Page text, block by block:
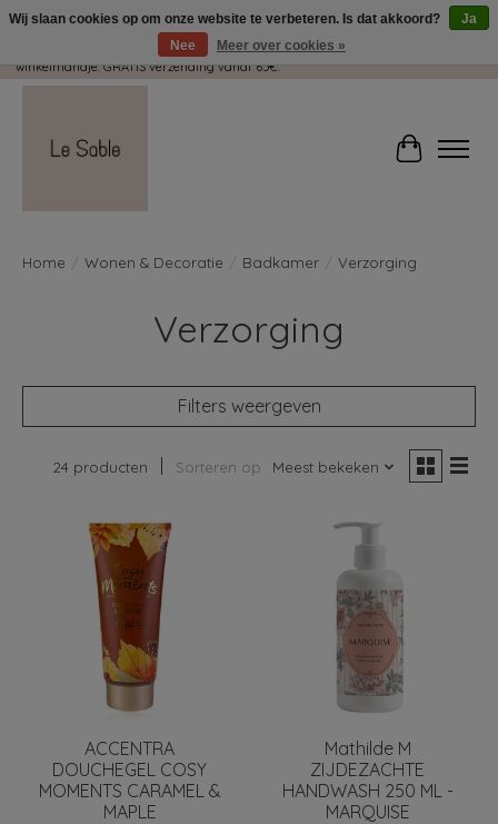
Wij pakken met plezier jouw kadootjes GRATIS in! Duid dit zeker aan in je
winkelmandje. GRATIS verzending vanaf 65€.
Home Wonen & Decoratie Badkamer Verzorging
Verzorging
Filters weergeven
24 producten Sorteren op Meest bekeken
ACCENTRA
DOUCHEGEL COSY
MOMENTS CARAMEL &
MAPLE
Mathilde M
ZIJDEZACHTE
HANDWASH 250 ML -
MARQUISE
Wij slaan cookies op om onze website te verbeteren. Is dat akkoord?
Ja
Nee
Meer over cookies »